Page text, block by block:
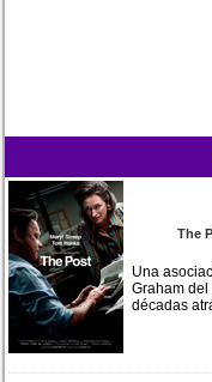
The
Una
Graham
décadas